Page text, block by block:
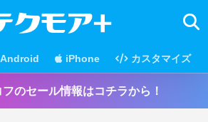
Android iPhone カスタマイズ
のセール情報はコチラから！